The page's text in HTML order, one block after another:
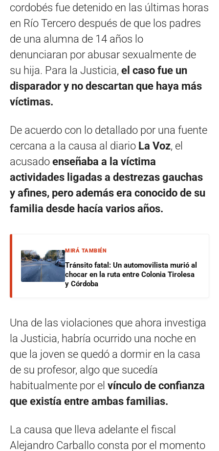
cordobés fue detenido en las últimas horas
en Río Tercero después de que los padres
de una alumna de 14 años lo
denunciaran por abusar sexualmente de
su hija. Para la Justicia, el caso fue un
disparador y no descartan que haya más
víctimas.
De acuerdo con lo detallado por una fuente
cercana a la causa al diario La Voz, el
acusado enseñaba a la víctima
actividades ligadas a destrezas gauchas
y afines, pero además era conocido de su
familia desde hacía varios años.
MIRÁ TAMBIÉN
Tránsito fatal: Un automovilista murió al
chocar en la ruta entre Colonia Tirolesa
y Córdoba
Una de las violaciones que ahora investiga
la Justicia, habría ocurrido una noche en
que la joven se quedó a dormir en la casa
de su profesor, algo que sucedía
habitualmente por el vínculo de confianza
que existía entre ambas familias.
La causa que lleva adelante el fiscal
Alejandro Carballo consta por el momento